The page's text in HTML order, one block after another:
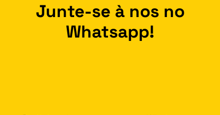
Junte-se à nos no
Whatsapp!